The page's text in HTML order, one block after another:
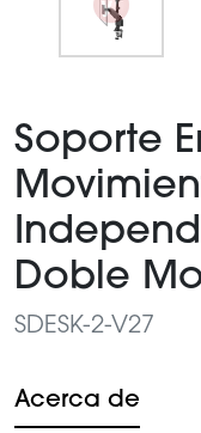
of
1
Soporte
Doble
SDESK-2-V27
Acerca de